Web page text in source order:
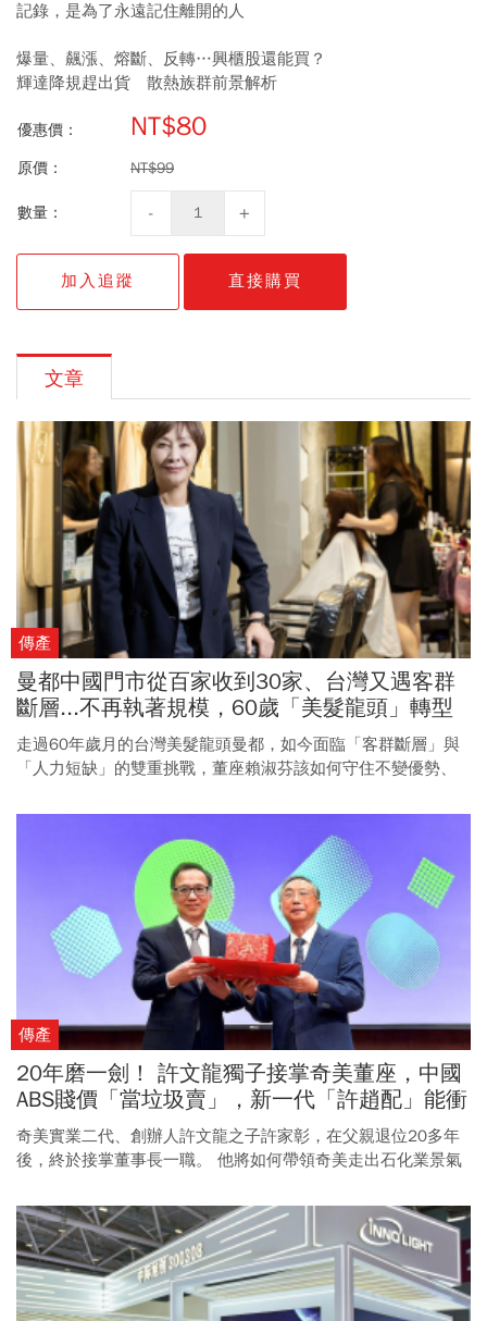
記錄，是為了永遠記住離開的人
爆量、飆漲、熔斷、反轉…興櫃股還能買？
輝達降規趕出貨 散熱族群前景解析
優惠價： NT$80
原價： NT$99
數量：
加入追蹤 直接購買
文章
傳產
曼都中國門市從百家收到30家、台灣又遇客群
斷層...不再執著規模，60歲「美髮龍頭」轉型
記
走過60年歲月的台灣美髮龍頭曼都，如今面臨「客群斷層」與
「人力短缺」的雙重挑戰，董座賴淑芬該如何守住不變優勢、
傳產
20年磨一劍！ 許文龍獨子接掌奇美董座，中國
ABS賤價「當垃圾賣」，新一代「許趙配」能衝
破石化逆風？
奇美實業二代、創辦人許文龍之子許家彰，在父親退位20多年
後，終於接掌董事長一職。 他將如何帶領奇美走出石化業景氣